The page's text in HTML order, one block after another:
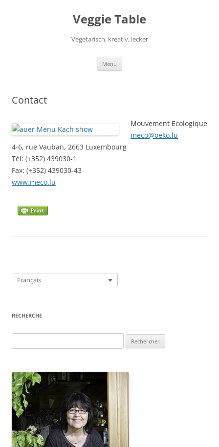
Veggie Table
Vegetarisch, kreativ, lecker
Menu
Contact
Mouvement Ecologique
meco@oeko.lu
4-6, rue Vauban, 2663 Luxembourg
Tél: (+352) 439030-1
Fax: (+352) 439030-43
www.meco.lu
Français
RECHERCHE